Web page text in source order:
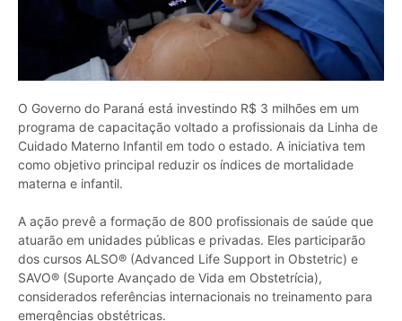
O Governo do Paraná está investindo R$ 3 milhões em um
programa de capacitação voltado a profissionais da Linha de
Cuidado Materno Infantil em todo o estado. A iniciativa tem
como objetivo principal reduzir os índices de mortalidade
materna e infantil.
A ação prevê a formação de 800 profissionais de saúde que
atuarão em unidades públicas e privadas. Eles participarão
dos cursos ALSO®️ (Advanced Life Support in Obstetric) e
SAVO®️ (Suporte Avançado de Vida em Obstetrícia),
considerados referências internacionais no treinamento para
emergências obstétricas.